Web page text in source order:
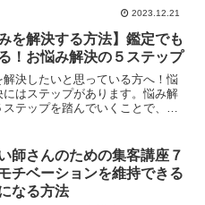
2023.12.21
みを解決する方法】鑑定でも
！お悩み解決の５ステップ
解決したいと思っている方へ！悩
にはステップがあります。悩み解
テップを踏んでいくことで、あ
い師さんのための集客講座７
チベーションを維持できる
なる方法